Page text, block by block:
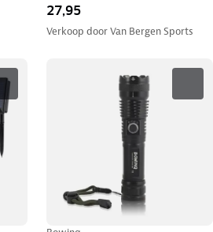
27,95
Verkoop doorVan Bergen Sports